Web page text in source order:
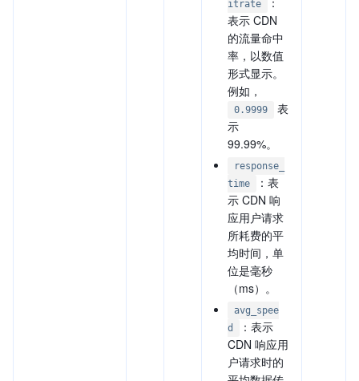
itrate
表示 CDN
的流量命中
率，以数值
形式显示。
例如，
0.9999
表
示
99.99%。
response_
time
：表
示 CDN 响
应用户请求
所耗费的平
均时间，单
位是毫秒
（ms）。
avg_spee
d
：表示
CDN 响应用
户请求时的